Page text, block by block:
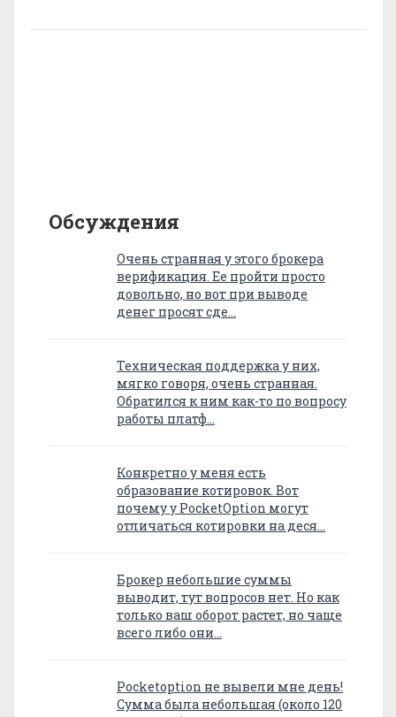
Обсуждения
Очень странная у этого брокера
верификация. Ее пройти просто
довольно, но вот при выводе
денег просят сде…
Техническая поддержка у них,
мягко говоря, очень странная.
Обратился к ним как-то по вопросу
работы платф…
Конкретно у меня есть
образование котировок. Вот
почему у PocketOption могут
отличаться котировки на деся…
Брокер небольшие суммы
выводит, тут вопросов нет. Но как
только ваш оборот растет, но чаще
всего либо они…
Pocketoption не вывели мне день!
Сумма была небольшая (около 120